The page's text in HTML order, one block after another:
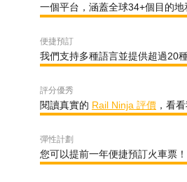
一個平台，涵蓋全球34+個目的地
便捷預訂
我們支持多種語言並提供超過20種
評分優秀
閱讀真實的 Rail Ninja 評價 ，看
彈性計劃
您可以提前一年便捷預訂火車票！